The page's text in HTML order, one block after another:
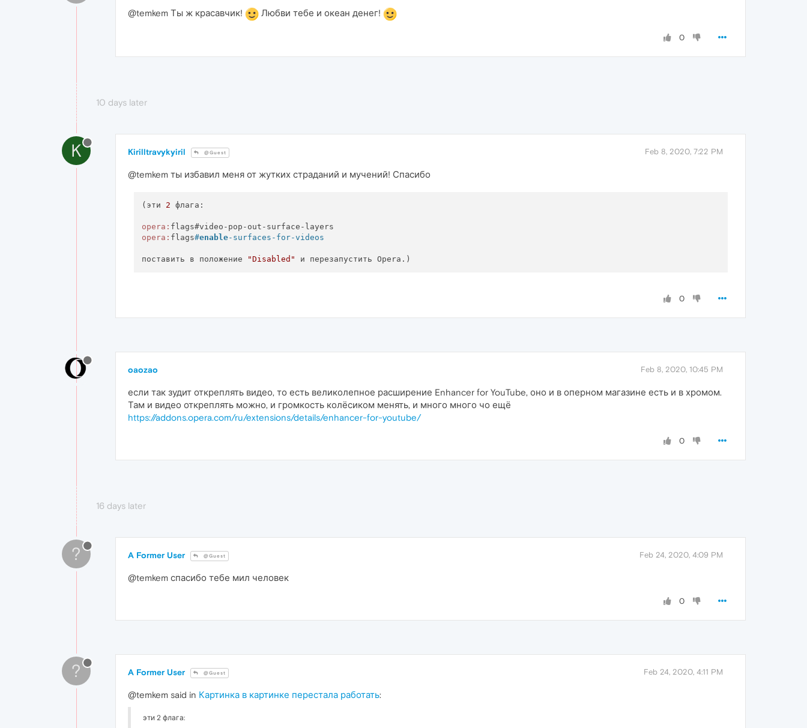
@temkem Ты ж красавчик! Любви тебе и океан денег!
0
10 days later
K Kirilltravykyiril @Guest Feb 8, 2020, 7:22 PM
@temkem ты избавил меня от жутких страданий и мучений! Спасибо
(эти 2 флага:
opera:
opera: flags#enable-surfaces-for-videos
поставить в положение "Disabled"
0
oaozao Feb 8, 2020, 10:45 PM
если так зудит откреплять видео, то есть великолепное расширение Enhancer for YouTube, оно и в оперном магазине есть и в хромом.
Там и видео откреплять можно, и громкость колёсиком менять, и много много чо ещё
https://addons.opera.com/ru/extensions/details/enhancer-for-youtube/
0
16 days later
? A Former User @Guest Feb 24, 2020, 4:09 PM
@temkem спасибо тебе мил человек
0
? A Former User @Guest Feb 24, 2020, 4:11 PM
@temkem said in Картинка в картинке перестала работать:
эти 2 флага: